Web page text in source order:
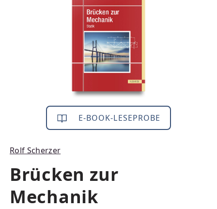
E-BOOK-LESEPROBE
Rolf Scherzer
Brücken zur
Mechanik